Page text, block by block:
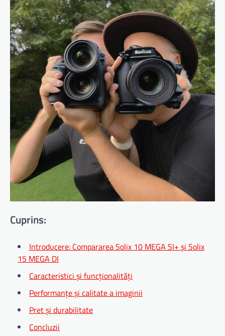
Cuprins:
Introducere: Compararea Solix 10 MEGA SI+ și Solix
15 MEGA DI
Caracteristici și funcționalități
Performanțe și calitate a imaginii
Pret și durabilitate
Concluzii